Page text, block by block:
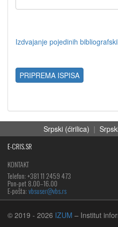
Izdvajanje pojedinih
PRIPREMA ISPISA
Srpski (ćirilica) |
E-CRIS.SR
KONTAKT
Telefon: +381 11 2459 473
Pon-pet 8.00–16.00
E-pošta:vbsuser@vbs.rs
© 2019 - 2026 IZUM – Institut